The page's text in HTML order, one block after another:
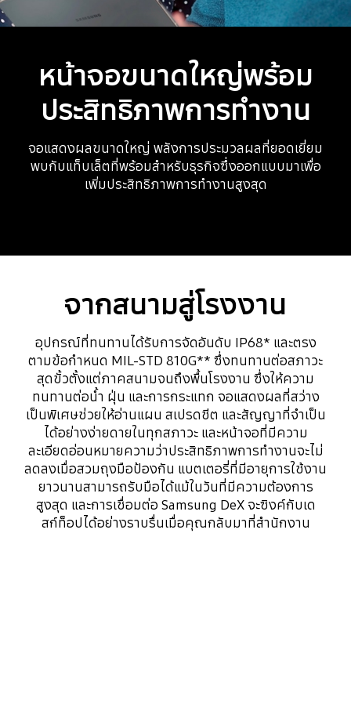
หน้าจอขนาดใหญ่พร้อม
ประสิทธิภาพการทำงาน
จอแสดงผลขนาดใหญ่ พลังการประมวลผลที่ยอดเยี่ยม
พบกับแท็บเล็ตที่พร้อมสำหรับธุรกิจซึ่งออกแบบมาเพื่อ
เพิ่มประสิทธิภาพการทำงานสูงสุด
จากสนามสู่โรงงาน
อุปกรณ์ที่ทนทานได้รับการจัดอันดับ IP68* และตรง
ตามข้อกำหนด MIL-STD 810G** ซึ่งทนทานต่อสภาวะ
สุดขั้วตั้งแต่ภาคสนามจนถึงพื้นโรงงาน ซึ่งให้ความ
ทนทานต่อน้ำ ฝุ่น และการกระแทก จอแสดงผลที่สว่าง
เป็นพิเศษช่วยให้อ่านแผน สเปรดชีต และสัญญาที่จำเป็น
ได้อย่างง่ายดายในทุกสภาวะ และหน้าจอที่มีความ
ละเอียดอ่อนหมายความว่าประสิทธิภาพการทำงานจะไม่
ลดลงเมื่อสวมถุงมือป้องกัน แบตเตอรี่ที่มีอายุการใช้งาน
ยาวนานสามารถรับมือได้แม้ในวันที่มีความต้องการ
สูงสุด และการเชื่อมต่อ Samsung DeX จะซิงค์กับเด
สก์ท็อปได้อย่างราบรื่นเมื่อคุณกลับมาที่สำนักงาน